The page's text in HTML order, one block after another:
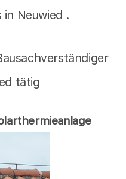
in Neuwied .
tätig